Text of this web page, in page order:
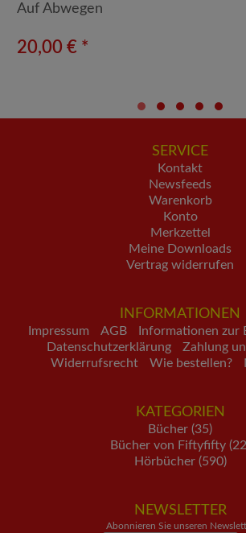
Auf Abwegen
20,00 € *
SERVICE
Kontakt
Newsfeeds
Warenkorb
Konto
Merkzettel
Meine Downloads
Vertrag widerrufen
INFORMATIONEN
Impressum AGB
Informationen zur
Datenschutzerklärung
Zahlung
Widerrufsrecht
Wie bestellen?
KATEGORIEN
Bücher (35)
Bücher von Fiftyfifty
Hörbücher (590)
NEWSLETTER
Abonnieren Sie unseren